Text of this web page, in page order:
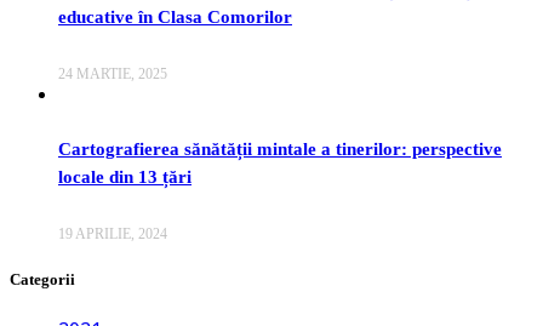
educative în Clasa Comorilor
24 MARTIE, 2025
Cartografierea sănătății mintale a tinerilor: perspective
locale din 13 țări
19 APRILIE, 2024
Categorii